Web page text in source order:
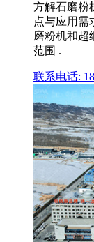
方解石磨粉
点与应用需
磨粉机和超
范围 .
联系电话: